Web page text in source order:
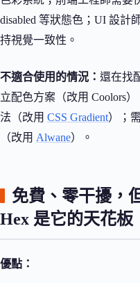
disabled 等狀態色；UI 設計
持視覺一致性。
不適合使用的情況： 還在找
立配色方案（改用 Coolors
法（改用 CSS Gradient）；
（改用 Alwane）。
免費、零干擾，
Hex 是它的天花板
優點：